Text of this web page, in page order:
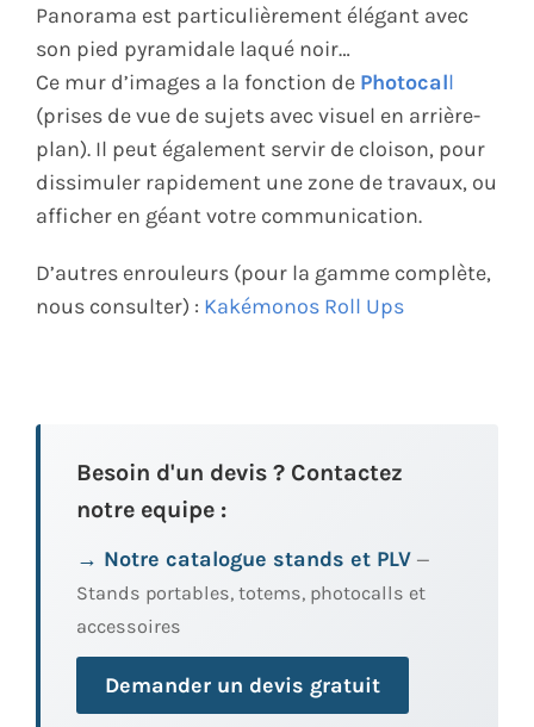
Panorama est particulièrement élégant avec
son pied pyramidale laqué noir…
Ce mur d’images a la fonction de Photocall
(prises de vue de sujets avec visuel en arrière-
plan). Il peut également servir de cloison, pour
dissimuler rapidement une zone de travaux, ou
afficher en géant votre communication.
D’autres enrouleurs (pour la gamme complète,
nous consulter) : Kakémonos Roll Ups
Besoin d'un devis ? Contactez
notre equipe :
→ Notre catalogue stands et PLV —
Stands portables, totems, photocalls et
accessoires
Demander un devis gratuit